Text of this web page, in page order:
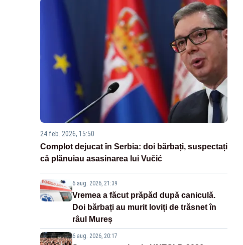
24 feb. 2026, 15:50
Complot dejucat în Serbia: doi bărbați, suspectați
că plănuiau asasinarea lui Vučić
6 aug. 2026, 21:39
Vremea a făcut prăpăd după caniculă.
Doi bărbați au murit loviți de trăsnet în
râul Mureș
6 aug. 2026, 20:17